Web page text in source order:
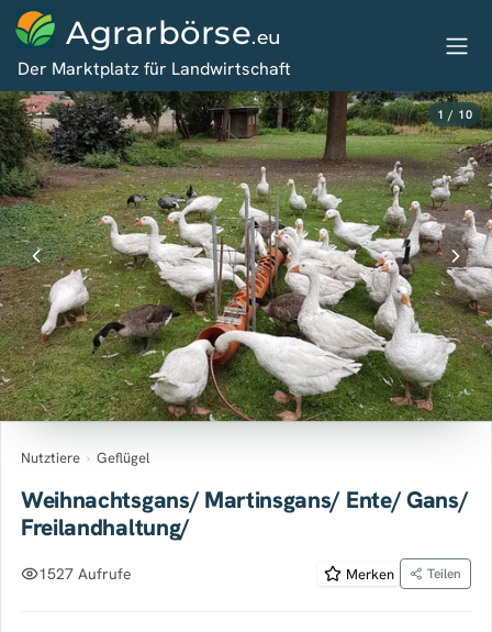
Agrarbörse.eu
Der Marktplatz für Landwirtschaft
1 / 10
Nutztiere › Geflügel
Weihnachtsgans/ Martinsgans/ Ente/ Gans/
Freilandhaltung/
1527 Aufrufe Merken Teilen